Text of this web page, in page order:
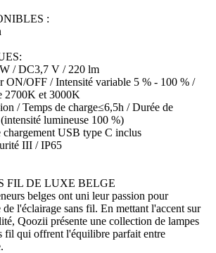
:
/ DC3,7 V / 220 lm
ON/OFF / Intensité variable 5 % - 100 % /
2700K et 3000K
/ Temps de charge≤6,5h / Durée de
lumineuse 100 %)
chargement USB type C inclus
III / IP65
FIL DE LUXE BELGE
belges ont uni leur passion pour
l'éclairage sans fil. En mettant l'accent sur
Qoozii présente une collection de lampes
fil qui offrent l'équilibre parfait entre